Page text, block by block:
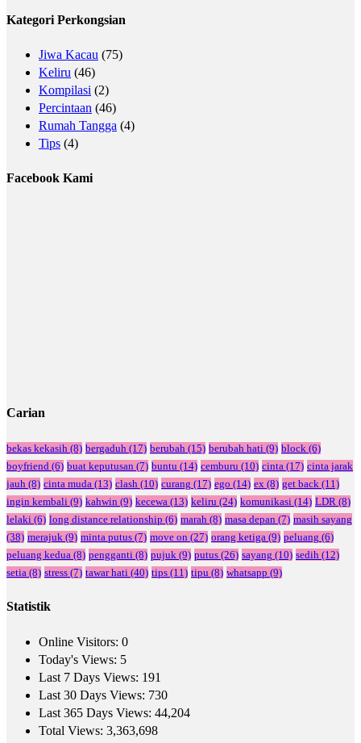
Kategori Perkongsian
Jiwa Kacau (75)
Keliru (46)
Kompilasi (2)
Percintaan (46)
Rumah Tangga (4)
Tips (4)
Facebook Kami
Carian
bekas kekasih (8) bergaduh (17) berubah (15) berubah hati (9) block (6)
boyfriend (6) buat keputusan (7) buntu (14) cemburu (10) cinta (17) cinta jarak
jauh (8) cinta muda (13) clash (10) curang (17) ego (14) ex (8) get back (11)
ingin kembali (9) kahwin (9) kecewa (13) keliru (24) komunikasi (14) LDR (8)
lelaki (6) long distance relationship (6) marah (8) masa depan (7) masih sayang
(38) merajuk (9) minta putus (7) move on (27) orang ketiga (9) peluang (6)
peluang kedua (8) pengganti (8) pujuk (9) putus (26) sayang (10) sedih (12)
setia (8) stress (7) tawar hati (40) tips (11) tipu (8) whatsapp (9)
Statistik
Online Visitors: 0
Today's Views: 5
Last 7 Days Views: 191
Last 30 Days Views: 730
Last 365 Days Views: 44,204
Total Views: 3,363,698